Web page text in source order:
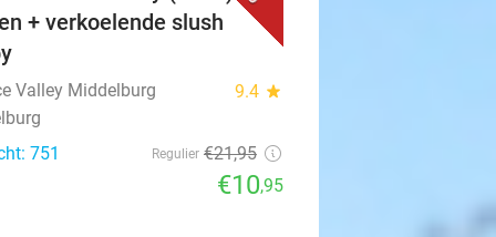
+ verkoelende slush
Valley Middelburg 9.4 star
751
Regulier €21,95
€10,95